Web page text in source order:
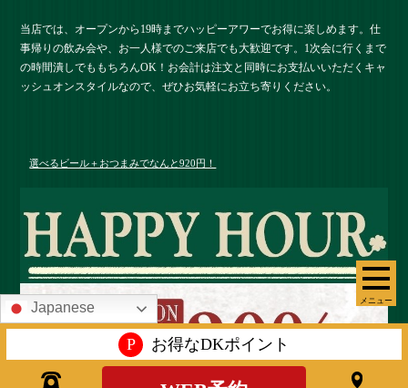
メニュー
当店では、オープンから19時までハッピーアワーでお得に楽しめます。仕
事帰りの飲み会や、お一人様でのご来店でも大歓迎です。1次会に行くまで
の時間潰しでももちろんOK！お会計は注文と同時にお支払いいただくキャ
ッシュオンスタイルなので、ぜひお気軽にお立ち寄りください。
選べるビール＋おつまみでなんと920円！
Japanese
P お得なDKポイント